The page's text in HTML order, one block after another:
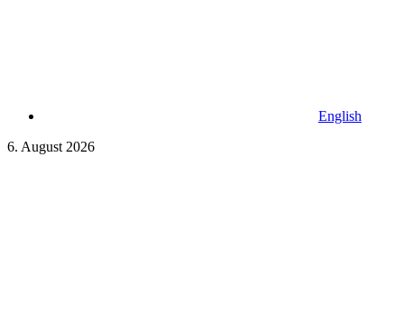
English
6. August 2026